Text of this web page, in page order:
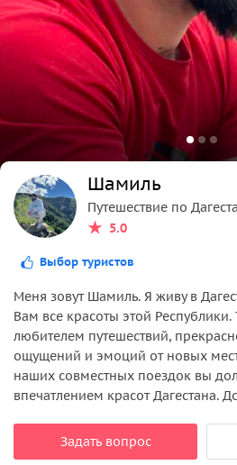
Шамиль
Путешествие по
5.0
Выбор туристов
Меня зовут Шамиль. Я живу в
Вам все красоты этой
любителем путешествий,
ощущений и эмоций от новых
наших совместных поездок вы
впечатлением красот Дагестана.
Задать вопрос